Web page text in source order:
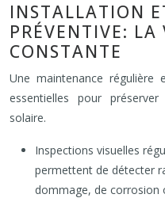
INSTALLATION
PRÉVENTIVE: LA
CONSTANTE
Une maintenance régulière
essentielles pour
solaire.
Inspections visuelles
permettent de détecter
dommage, de corrosion